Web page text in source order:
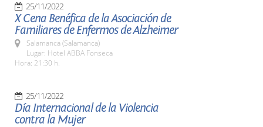
25/11/2022
X Cena Benéfica de la Asociación de
Familiares de Enfermos de Alzheimer
Salamanca (Salamanca)
Lugar: Hotel ABBA Fonseca
Hora: 21:30 h.
25/11/2022
Día Internacional de la Violencia
contra la Mujer